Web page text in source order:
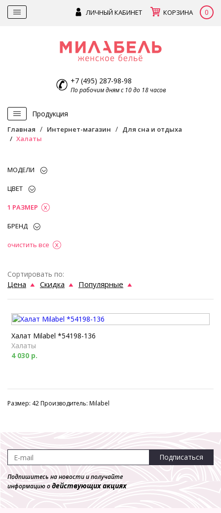
ЛИЧНЫЙ КАБИНЕТ КОРЗИНА 0
+7 (495) 287-98-98
По рабочим дням с 10 до 18 часов
Продукция
Главная Интернет-магазин
Для сна и отдыха
Халаты
МОДЕЛИ
ЦВЕТ
1 РАЗМЕР
БРЕНД
очистить все
Сортировать по:
Цена Скидка Популярные
Халат Milabel *54198-136
Халаты
4 030 р.
Размер: 42 Производитель: Milabel
Подписаться
Подпишитесь на новости и получайте
информацию одействующих акциях